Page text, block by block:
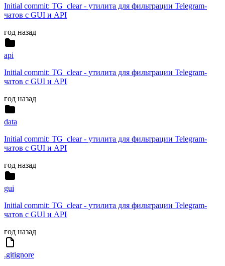
Initial commit: TG_clear - утилита для фильтрации Telegram-
чатов с GUI и API
год назад
api
Initial commit: TG_clear - утилита для фильтрации Telegram-
чатов с GUI и API
год назад
data
Initial commit: TG_clear - утилита для фильтрации Telegram-
чатов с GUI и API
год назад
gui
Initial commit: TG_clear - утилита для фильтрации Telegram-
чатов с GUI и API
год назад
.gitignore